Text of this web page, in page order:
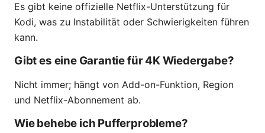
Es gibt keine offizielle Netflix-Unterstützung für
Kodi, was zu Instabilität oder Schwierigkeiten führen
kann.
Gibt es eine Garantie für 4K Wiedergabe?
Nicht immer; hängt von Add-on-Funktion, Region
und Netflix-Abonnement ab.
Wie behebe ich Pufferprobleme?